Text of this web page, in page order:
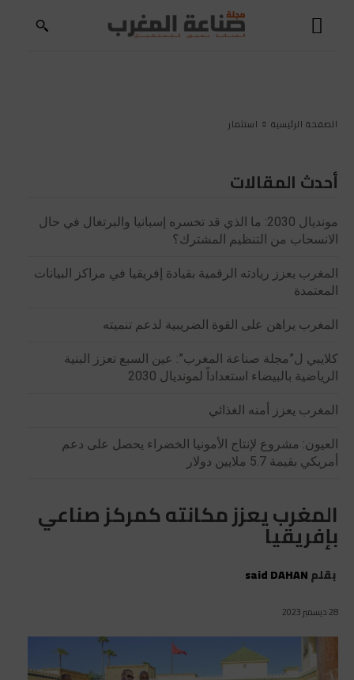
الصفحة الرئيسية استثمار
أحدث المقالات
مونديال 2030: ما الذي قد تخسره إسبانيا والبرتغال في حال
الانسحاب من التنظيم المشترك؟
المغرب يعزز ريادته الرقمية بقيادة إفريقيا في مراكز البيانات
المعتمدة
المغرب يراهن على القوة الضريبية لدعم تنميته
كلايبي ل”مجلة صناعة المغرب”: عين السبع تعزز البنية
الرياضية بالبيضاء استعداداً لمونديال 2030
المغرب يعزز أمنه الغذائي
العيون: مشروع لإنتاج الأمونيا الخضراء يحصل على دعم
أمريكي بقيمة 5.7 ملايين دولار
المغرب يعزز مكانته كمركز صناعي
بإفريقيا
بقلمsaid DAHAN
28 ديسمبر 2023